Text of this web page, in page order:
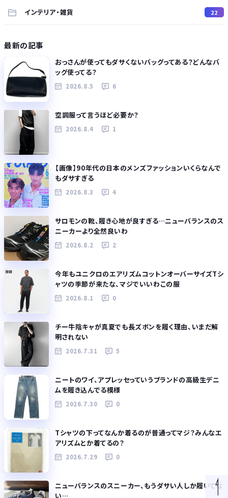
インテリア・雑貨 22
最新の記事
おっさんが使ってもダサくないバッグってある？どんなバ
ッグ使ってる？
2026.8.5 6
空調服って言うほど必要か？
2026.8.4 1
【画像】90年代の日本のメンズファッションいくらなんで
もダサすぎる
2026.8.3 4
サロモンの靴、履き心地が良すぎる…ニューバランスのス
ニーカーより全然良いわ
2026.8.2 2
今年もユニクロのエアリズムコットンオーバーサイズTシ
ャツの季節が来たな、マジでいいわこの服
2026.8.1 0
チー牛陰キャが真夏でも長ズボンを履く理由、いまだ解
明されない
2026.7.31 5
ニートのワイ、アプレッセっていうブランドの高級生デニ
ムを履き込んでる模様
2026.7.30 0
Tシャツの下ってなんか着るのが普通ってマジ？みんなエ
アリズムとか着てるの？
2026.7.29 0
ニューバランスのスニーカー、もうダサい人しか履いてな
い…